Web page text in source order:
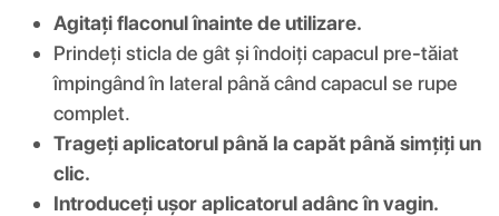
Agitați flaconul înainte de utilizare.
Prindeți sticla de gât și îndoiți capacul pre-tăiat
împingând în lateral până când capacul se rupe
complet.
Trageți aplicatorul până la capăt până simțiți un
clic.
Introduceți ușor aplicatorul adânc în vagin.